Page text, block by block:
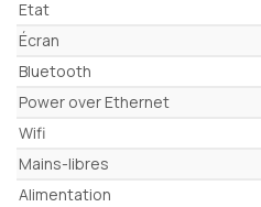
Etat
Écran
Bluetooth
Power over Ethernet
Wifi
Mains-libres
Alimentation